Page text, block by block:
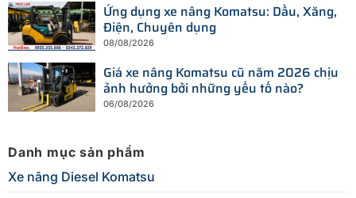
Ứng dụng xe nâng Komatsu: Dầu, Xăng,
Điện, Chuyên dụng
08/08/2026
Giá xe nâng Komatsu cũ năm 2026 chịu
ảnh hưởng bởi những yếu tố nào?
06/08/2026
Danh mục sản phẩm
Xe nâng Diesel Komatsu